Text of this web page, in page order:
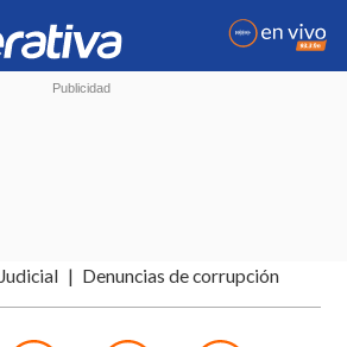
Judicial Denuncias de corrupción